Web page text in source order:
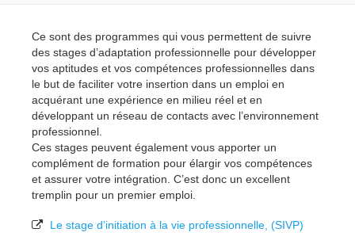
Ce sont des programmes qui vous permettent de suivre
des stages d’adaptation professionnelle pour développer
vos aptitudes et vos compétences professionnelles dans
le but de faciliter votre insertion dans un emploi en
acquérant une expérience en milieu réel et en
développant un réseau de contacts avec l’environnement
professionnel.
Ces stages peuvent également vous apporter un
complément de formation pour élargir vos compétences
et assurer votre intégration. C’est donc un excellent
tremplin pour un premier emploi.
Le stage d’initiation à la vie professionnelle, (SIVP)